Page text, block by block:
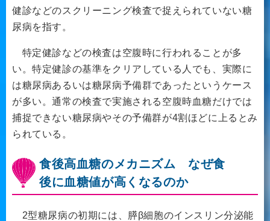
健診などのスクリーニング検査で捉えられていない糖
尿病を指す。
特定健診などの検査は空腹時に行われることが多
い。特定健診の基準をクリアしている人でも、実際に
は糖尿病あるいは糖尿病予備群であったというケース
が多い。通常の検査で実施される空腹時血糖だけでは
捕捉できない糖尿病やその予備群が4割ほどに上るとみ
られている。
食後高血糖のメカニズム なぜ食
後に血糖値が高くなるのか
2型糖尿病の初期には、膵β細胞のインスリン分泌能